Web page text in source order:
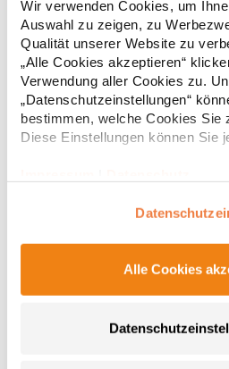
Wir verwenden Cookies, um
Auswahl zu zeigen, zu
Qualität unserer Website zu
„Alle Cookies akzeptieren“
Verwendung aller Cookies zu.
„Datenschutzeinstellungen“
bestimmen, welche Cookies Sie
Diese Einstellungen können Sie
Alle Cookies
g/m²Materialzusammensetzung:
Polyester (Heather Grey: 62%
Viskose)Angaben zur
1699Hersteller: Promodoro Fashion
40472
* Preise inkl. gesetzlicher Mwst. +
RY8413 Roly Workwear